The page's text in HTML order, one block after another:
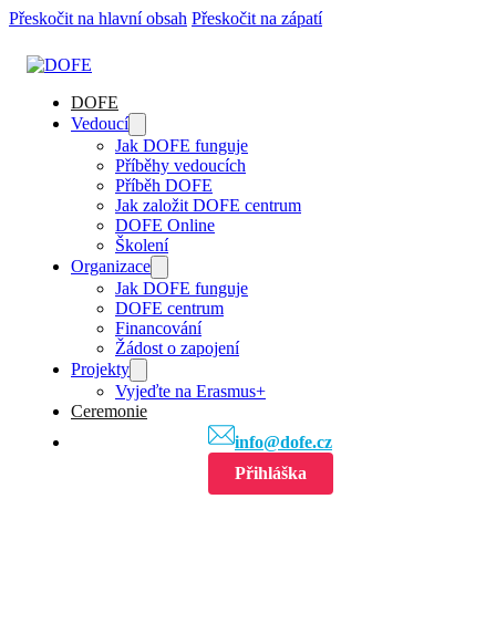
Přeskočit na hlavní obsah Přeskočit na zápatí
DOFE
Vedoucí
Jak DOFE funguje
Příběhy vedoucích
Příběh DOFE
Jak založit DOFE centrum
DOFE Online
Školení
Organizace
Jak DOFE funguje
DOFE centrum
Financování
Žádost o zapojení
Projekty
Vyjeďte na Erasmus+
Ceremonie
info@dofe.cz
Přihláška